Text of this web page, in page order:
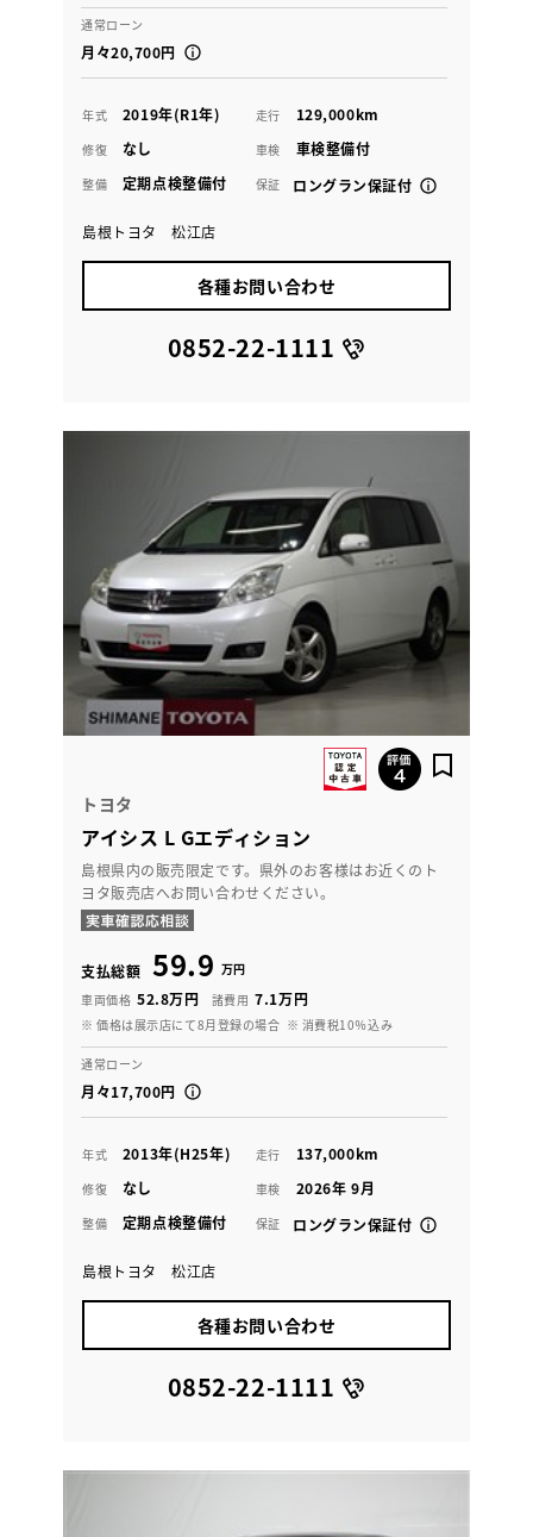
通常ローン
月々20,700円
年式 2019年(R1年) 走行 129,000km
修復 なし 車検 車検整備付
整備 定期点検整備付 保証 ロングラン保証付
島根トヨタ 松江店
各種お問い合わせ
0852-22-1111
トヨタ
アイシス L Gエディション
島根県内の販売限定です。県外のお客様はお近くのト
ヨタ販売店へお問い合わせください。
支払総額 59.9 万円
車両価格 52.8万円 諸費用 7.1万円
※ 価格は展示店にて8月登録の場合 ※ 消費税10％込み
通常ローン
月々17,700円
年式 2013年(H25年) 走行 137,000km
修復 なし 車検 2026年 9月
整備 定期点検整備付 保証 ロングラン保証付
島根トヨタ 松江店
各種お問い合わせ
0852-22-1111